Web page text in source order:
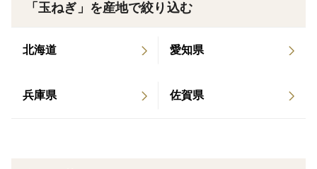
「玉ねぎ」を産地で絞り込む
北海道 愛知県
兵庫県 佐賀県